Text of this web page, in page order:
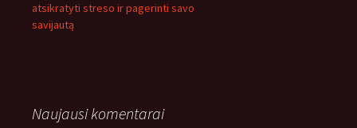
atsikratyti streso ir pagerinti savo
savijautą
Naujausi komentarai